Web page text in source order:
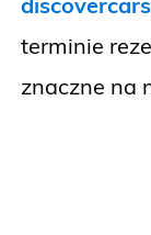
terminie
znaczne na